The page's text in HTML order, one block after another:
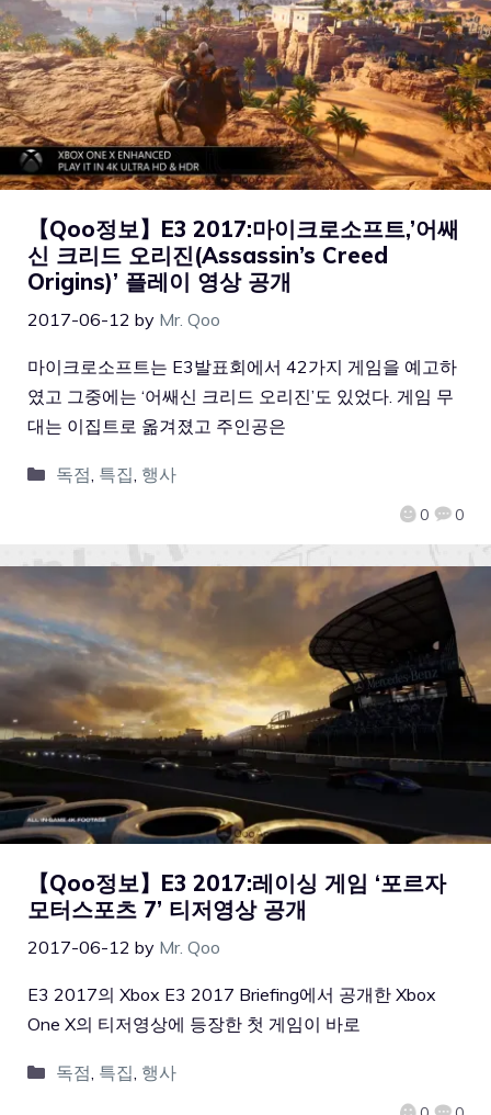
【Qoo정보】E3 2017:마이크로소프트,’어쌔
신 크리드 오리진(Assassin’s Creed
Origins)’ 플레이 영상 공개
2017-06-12 by Mr. Qoo
0 0
마이크로소프트는 E3발표회에서 42가지 게임을 예고하
였고 그중에는 ‘어쌔신 크리드 오리진’도 있었다. 게임 무
대는 이집트로 옮겨졌고 주인공은
독점, 특집, 행사
【Qoo정보】E3 2017:레이싱 게임 ‘포르자
모터스포츠 7’ 티저영상 공개
2017-06-12 by Mr. Qoo
E3 2017의 Xbox E3 2017 Briefing에서 공개한 Xbox
One X의 티저영상에 등장한 첫 게임이 바로
독점, 특집, 행사